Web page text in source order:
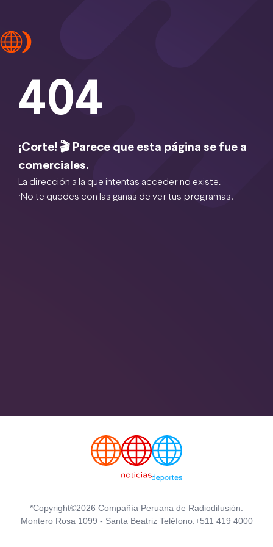
404
¡Corte! 🎬 Parece que esta página se fue a
comerciales.
La dirección a la que intentas acceder no existe.
¡No te quedes con las ganas de ver tus programas!
*Copyright©2026 Compañía Peruana de Radiodifusión.
Montero Rosa 1099 - Santa Beatriz Teléfono:+511 419 4000